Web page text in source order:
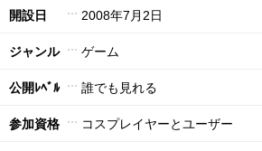
開設日 2008年7月2日
ジャンル ゲーム
公開ﾚﾍﾞﾙ 誰でも見れる
参加資格 コスプレイヤーとユーザー